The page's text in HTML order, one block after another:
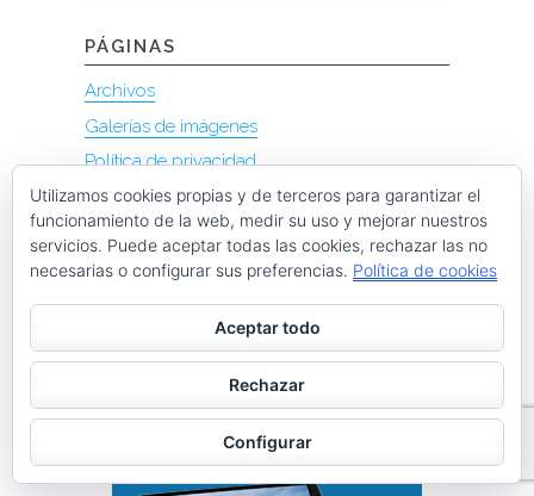
PÁGINAS
Archivos
Galerías de imágenes
Política de privacidad
Utilizamos cookies propias y de terceros para garantizar el
funcionamiento de la web, medir su uso y mejorar nuestros
servicios. Puede aceptar todas las cookies, rechazar las no
necesarias o configurar sus preferencias. Política de cookies
Aceptar todo
Rechazar
Configurar